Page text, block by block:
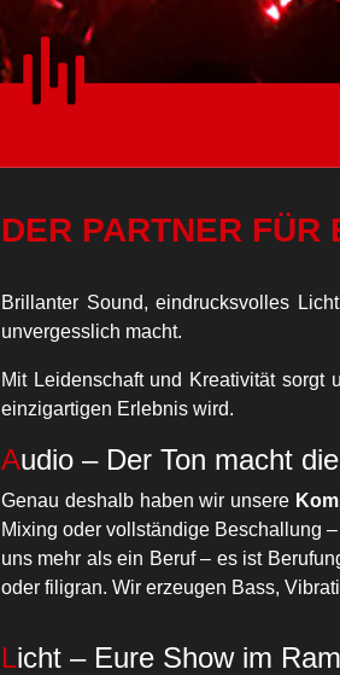
DER PARTNER
Brillanter Sound, eindrucksvolles
unvergesslich macht.
Mit Leidenschaft und Kreativität sorgt
einzigartigen Erlebnis wird.
Audio – Der Ton macht
Genau deshalb haben wir unsere
Mixing oder vollständige Beschallung
uns mehr als ein Beruf – es ist
oder filigran. Wir erzeugen Bass,
Licht – Eure Show im